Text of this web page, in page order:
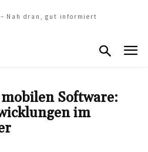
Nah dran, gut informiert
Software:
im